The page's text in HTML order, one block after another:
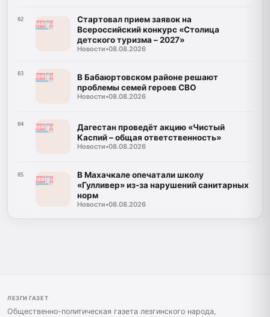
02
Стартовал прием заявок на
Всероссийский конкурс «Столица
детского туризма – 2027»
Новости•08.08.2026
03
В Бабаюртовском районе решают
проблемы семей героев СВО
Новости•08.08.2026
04
Дагестан проведёт акцию «Чистый
Каспий – общая ответственность»
Новости•08.08.2026
05
В Махачкале опечатали школу
«Гулливер» из-за нарушений санитарных
норм
Новости•08.08.2026
ЛЕЗГИ ГАЗЕТ
Общественно-политическая газета лезгинского народа,